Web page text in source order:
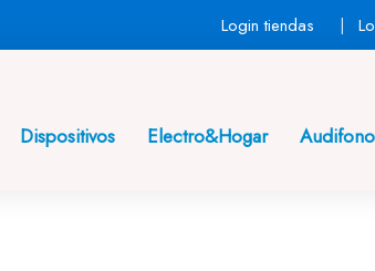
Login tiendas
Dispositivos Electro&Hogar Audifono